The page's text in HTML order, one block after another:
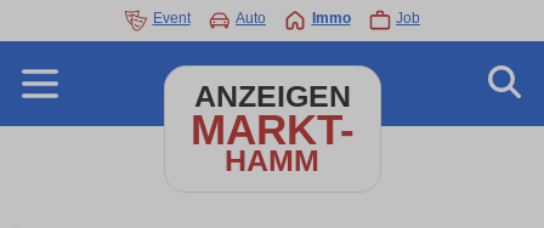
Event Auto Immo Job
ANZEIGEN
MARKT-
HAMM